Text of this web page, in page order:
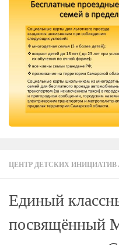
ЦЕНТР ДЕТСКИХ ИНИЦИАТИВ
Единый
посвящённый